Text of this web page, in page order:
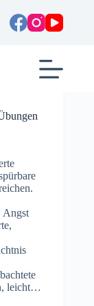
Angst
leicht…